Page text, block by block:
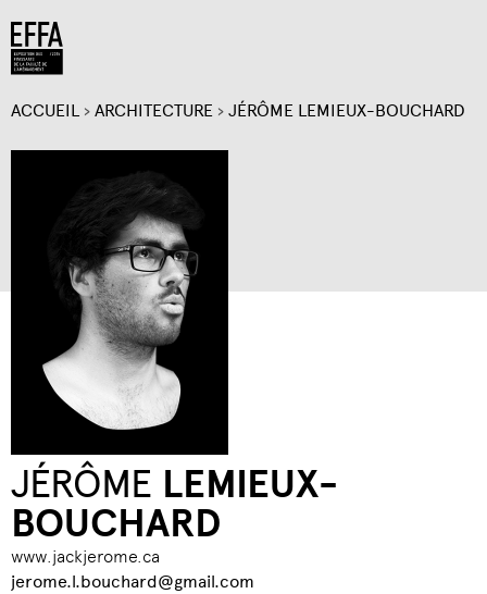
VOUS
ÊTES
ACCUEIL ›ARCHITECTURE ›JÉRÔME LEMIEUX-BOUCHARD
JÉRÔME LEMIEUX-
BOUCHARD
www.jackjerome.ca
jerome.l.bouchard@gmail.com